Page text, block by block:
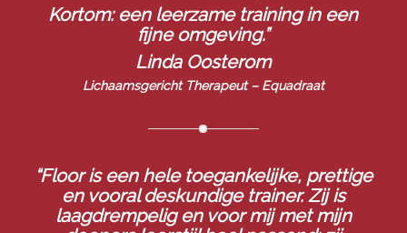
Kortom: een leerzame training in een
fijne omgeving.”
Linda Oosterom
Lichaamsgericht Therapeut – Equadraat
“Floor is een hele toegankelijke, prettige
en vooral deskundige trainer. Zij is
laagdrempelig en voor mij met mijn